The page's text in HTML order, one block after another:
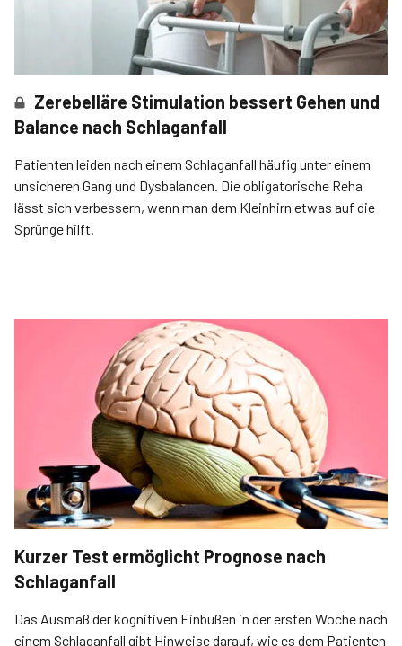
Zerebelläre Stimulation bessert Gehen und
Balance nach Schlaganfall
Patienten leiden nach einem Schlaganfall häufig unter einem
unsicheren Gang und Dysbalancen. Die obligatorische Reha
lässt sich verbessern, wenn man dem Kleinhirn etwas auf die
Sprünge hilft.
Kurzer Test ermöglicht Prognose nach
Schlaganfall
Das Ausmaß der kognitiven Einbußen in der ersten Woche nach
einem Schlaganfall gibt Hinweise darauf, wie es dem Patienten